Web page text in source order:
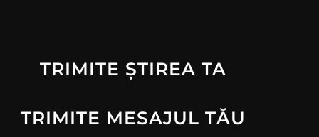
TRIMITE ȘTIREA TA
TRIMITE MESAJUL TĂU